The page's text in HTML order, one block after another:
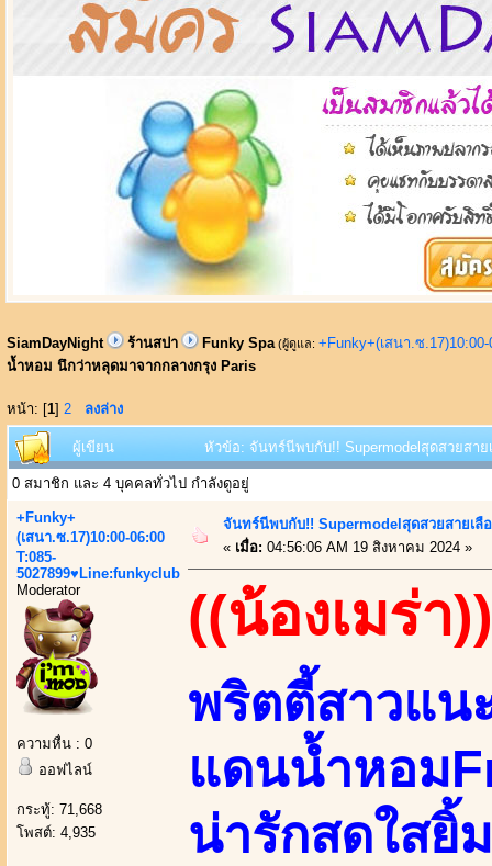
SiamDayNight ร้านสปา Funky Spa (ผู้ดูแล: +Funky+(เสนา.ซ
น้ำหอม นึกว่าหลุดมาจากกลางกรุง Paris
หน้า: [1] 2 ลงล่าง
ผู้เขียน หัวข้อ: จันทร์นีพบกับ!! Supermodelสุดสวยสา
0 สมาชิก และ 4 บุคคลทั่วไป กำลังดูอยู่
+Funky+
(เสนา.ซ.17)10:00-06:00
T:085-
5027899♥Line:funkyclub
Moderator
ความหื่น : 0
ออฟไลน์
กระทู้: 71,668
โพสต์: 4,935
จันทร์นีพบกับ!! Supermodelสุดสวยสายเ
« เมื่อ: 04:56:06 AM 19 สิงหาคม 2024 »
((น้องเมร่า))
พริตตี้สาวแน
แดนน้ำหอม
น่ารักสดใสยิ้